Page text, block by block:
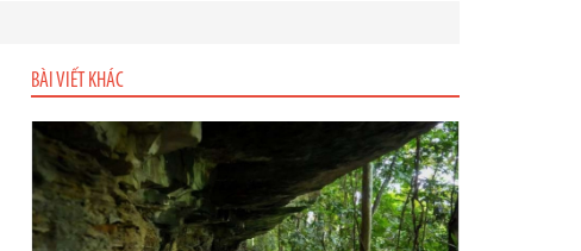
BÀI VIẾT KHÁC